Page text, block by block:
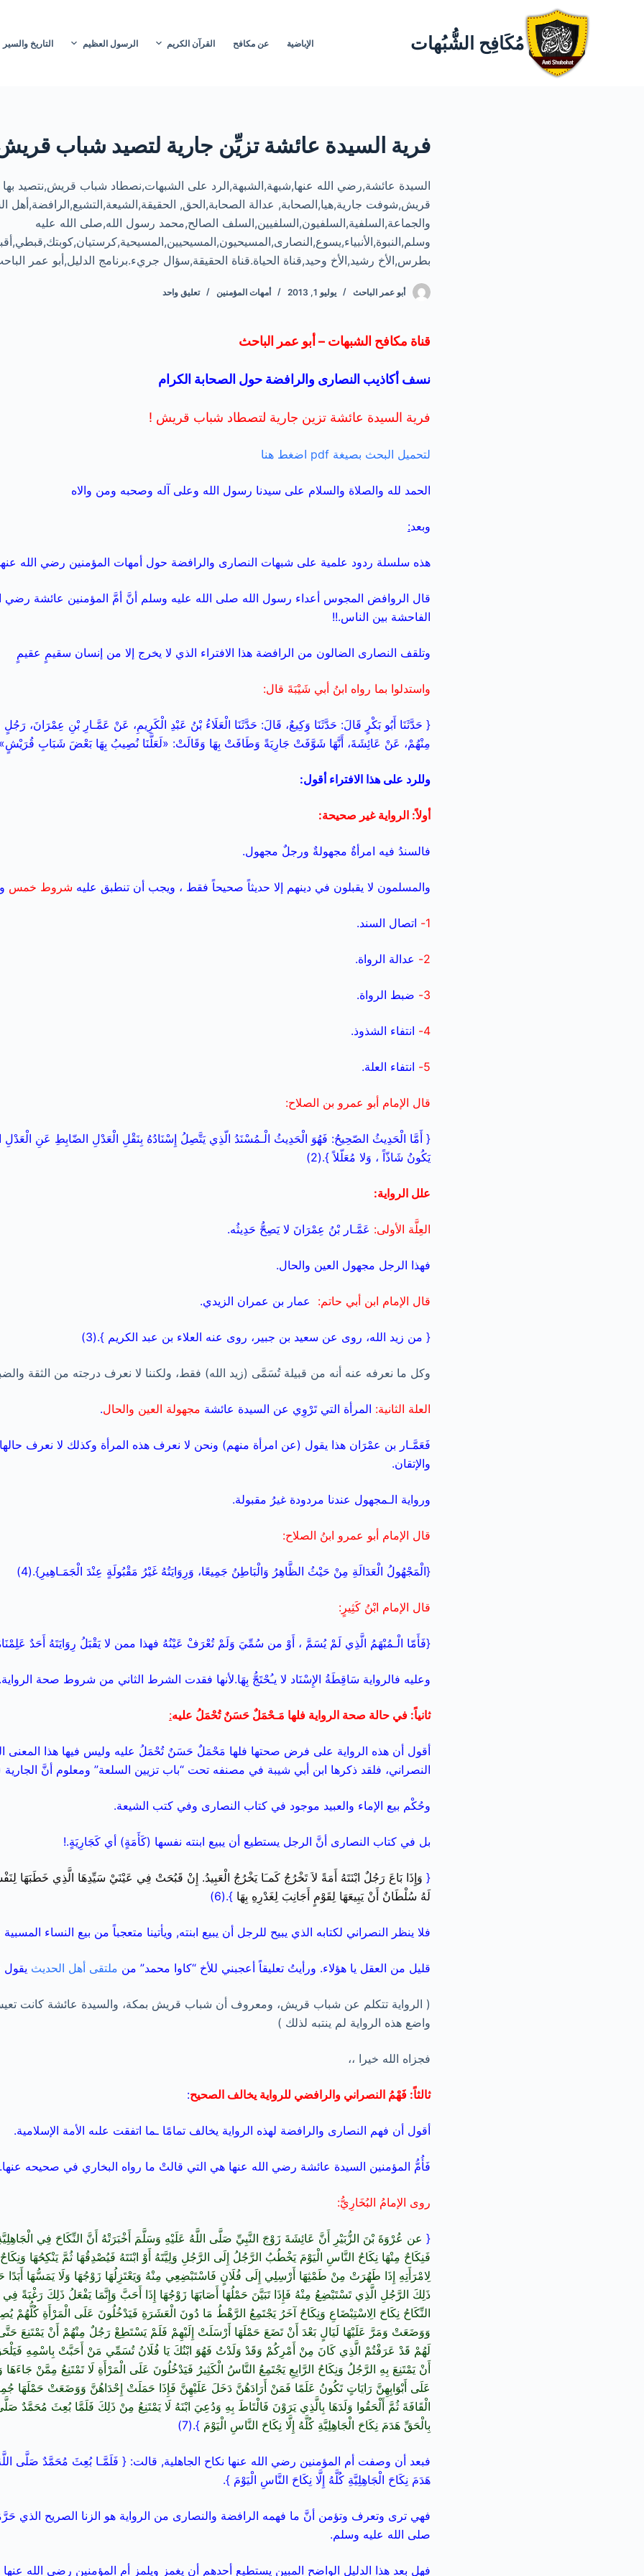
مُكَافِح الشُّبُهات الإباضية عن مكافح القرآن الكريم الرسول العظيم التاريخ والسير
فرية السيدة عائشة تزيِّن جارية لتصيد شباب
السيدة عائشة,رضي الله عنها,شبهة,الشبهة,الرد على الشبهات,نصطاد شباب قريش,نتصيد
قريش,شوفت جارية,هيا,الصحابة, عدالة الصحابة,الحق, الحقيقة,الشيعة,التشيع,الرافضة,أهل
والجماعة,السلفية,السلفيون,السلفيين,السلف الصالح,محمد رسول الله,صلى الله عليه
بطرس,الأخ رشيد,الأخ وحيد,قناة الحياة.قناة الحقيقة,سؤال جريء.برنامج الدليل,أبو عمر
أبو عمر الباحث يوليو 1, 2013 أمهات المؤمنين تعليق واحد
قناة مكافح الشبهات – أبو عمر الباحث
نسف أكاذيب النصارى والرافضة حول الصحابة الكرام
فرية السيدة عائشة تزين جارية لتصطاد شباب قريش !
لتحميل البحث بصيغة pdf اضغط هنا
الحمد لله والصلاة والسلام على سيدنا رسول الله وعلى آله وصحبه ومن والاه
وبعد:
هذه سلسلة ردود علمية على شبهات النصارى والرافضة حول أمهات المؤمنين رضي الله
قال الروافض المجوس أعداء رسول الله صلى الله عليه وسلم أنَّ أمَّ المؤمنين عائشة رضي
الفاحشة بين الناس.!!
وتلقف النصارى الضالون من الرافضة هذا الافتراء الذي لا يخرج إلا من إنسان سقيمٍ عقيمٍ
واستدلوا بما رواه ابنُ أبي شَيْبَةَ قال:
{ حَدَّثَنَا أَبُو بَكْرٍ قَالَ: حَدَّثَنَا وَكِيعٌ، قَالَ: حَدَّثَنَا الْعَلَاءُ بْنُ عَبْدِ الْكَرِيمِ، عَنْ عَمَّـارِ بْنِ عِمْرَانَ،
مِنْهُمْ، عَنْ عَائِشَةَ، أَنَّهَا شَوَّفَتْ جَارِيَةً وَطَافَتْ بِهَا وَقَالَتْ: «لَعَلَّنَا نُصِيبُ بِهَا بَعْضَ شَبَابِ
وللرد على هذا الافتراء أقول:
أولاً: الرواية غير صحيحة:
فالسندُ فيه امرأةٌ مجهولةٌ ورجلٌ مجهول.
والمسلمون لا يقبلون في دينهم إلا حديثاً صحيحاً فقط ، ويجب أن تنطبق عليه شروط خمس
1- اتصال السند.
2- عدالة الرواة.
3- ضبط الرواة.
4- انتفاء الشذوذ.
5- انتفاء العلة.
قال الإمام أبو عمرو بن الصلاح:
{ أَمَّا الْحَدِيثُ الصّحِيحُ: فَهُوَ الْحَدِيثُ الْـمُسْنَدُ الّذِي يَتَّصِلُ إِسْنَادُهُ بِنَقْلِ الْعَدْلِ الضّابِطِ عَنِ الْعَدْلِ
يَكُونُ شَاذّاً ، وَلا مُعَلّلاً }.(2)
علل الرواية:
العِلَّة الأولى: عَمَّـار بْنُ عِمْرَانَ لا يَصِحُّ حَدِيثُه.
فهذا الرجل مجهول العين والحال.
قال الإمام ابن أبي حاتم: عمار بن عمران الزيدي.
{ من زيد الله، روى عن سعيد بن جبير، روى عنه العلاء بن عبد الكريم }.(3)
وكل ما نعرفه عنه أنه من قبيلة تُسَمَّى (زيد الله) فقط، ولكننا لا نعرف درجته من الثقة
العلة الثانية: المرأة التي تَرْوِي عن السيدة عائشة مجهولة العين والحال.
فَعَمَّـار بن عمْرَان هذا يقول (عن امرأة منهم) ونحن لا نعرف هذه المرأة وكذلك لا نعرف
والإتقان.
ورواية الـمجهول عندنا مردودة غيرُ مقبولة.
قال الإمام أبو عمرو ابنُ الصلاح:
{الْمَجْهُولُ الْعَدَالَةِ مِنْ حَيْثُ الظَّاهِرُ وَالْبَاطِنُ جَمِيعًا، وَرِوَايَتُهُ غَيْرُ مَقْبُولَةٍ عِنْدَ الْجَمَـاهِيرِ}.(4)
قال الإمام ابْنُ كَثِيرٍ:
{فَأَمّا الْـمُبْهَمُ الَّذِي لَمْ يُسَمَّ ، أَوْ من سُمِّيَ وَلَمْ تُعْرَفْ عَيْنُهُ فهذا ممن لا يَقْبَلُ رِوَايَتَهُ أَحَدٌ
وعليه فالرواية سَاقِطَةُ الإِسْنَاد لا يـُحْتَجُّ بِهَا.لأنها فقدت الشرط الثاني من شروط صحة الرواية.
ثانياً: في حالة صحة الرواية فلها مَـحْمَلٌ حَسَنٌ تُحْمَلُ عليه:
أقول أن هذه الرواية على فرض صحتها فلها مَحْمَلٌ حَسَنٌ تُحْمَلُ عليه وليس فيها هذا المعنى
النصراني، فلقد ذكرها ابن أبي شيبة في مصنفه تحت “باب تزيين السلعة” ومعلوم أنَّ الجارية
وحُكْم بيع الإماء والعبيد موجود في كتاب النصارى وفي كتب الشيعة.
بل في كتاب النصارى أنَّ الرجل يستطيع أن يبيع ابنته نفسها (كَأَمَةٍ) أي كَجَارِيَةٍ.!
{ وَإِذَا بَاعَ رَجُلٌ ابْنَتَهُ أَمَةً لاَ تَخْرُجُ كَمـَا يَخْرُجُ الْعَبِيدُ. إِنْ قَبُحَتْ فِي عَيْنَيْ سَيِّدِهَا الَّذِي خَطَبَهَا
لَهُ سُلْطَانٌ أَنْ يَبِيعَهَا لِقَوْمٍ أَجَانِبَ لِغَدْرِهِ بِهَا }.(6)
فلا ينظر النصراني لكتابه الذي يبيح للرجل أن يبيع ابنته, ويأتينا متعجباً من بيع النساء
قليل من العقل يا هؤلاء. ورأيتُ تعليقاً أعجبني للأخ “كاوا محمد” من ملتقى أهل الحديث يقول
( الرواية تتكلم عن شباب قريش، ومعروف أن شباب قريش بمكة، والسيدة عائشة كانت تعيش
واضع هذه الرواية لم ينتبه لذلك )
فجزاه الله خيرا ،،
ثالثاً: فَهْمُ النصراني والرافضي للرواية يخالف الصحيح:
أقول أن فهم النصارى والرافضة لهذه الرواية يخالف تمامًا ـما اتفقت علىه الأمة الإسلامية.
فَأُمُّ المؤمنين السيدة عائشة رضي الله عنها هي التي قالتْ ما رواه البخاري في صحيحه عنها.
روى الإمامُ البُخَارِيُّ:
{ عن عُرْوَةَ بْنَ الزُّبَيْرِ أَنَّ عَائِشَةَ زَوْجَ النَّبِيِّ صَلَّى اللَّهُ عَلَيْهِ وَسَلَّمَ أَخْبَرَتْهُ أَنَّ النِّكَاحَ فِي
فَنِكَاحٌ مِنْهَا نِكَاحُ النَّاسِ الْيَوْمَ يَخْطُبُ الرَّجُلُ إِلَى الرَّجُلِ وَلِيَّتَهُ أَوْ ابْنَتَهُ فَيُصْدِقُهَا ثُمَّ يَنْكِحُهَا
لِامْرَأَتِهِ إِذَا طَهُرَتْ مِنْ طَمْثِهَا أَرْسِلِي إِلَى فُلَانٍ فَاسْتَبْضِعِي مِنْهُ وَيَعْتَزِلُهَا زَوْجُهَا وَلَا يَمَسُّهَا أَبَدًا
ذَلِكَ الرَّجُلِ الَّذِي تَسْتَبْضِعُ مِنْهُ فَإِذَا تَبَيَّنَ حَمْلُهَا أَصَابَهَا زَوْجُهَا إِذَا أَحَبَّ وَإِنَّمَا يَفْعَلُ ذَلِكَ رَغْبَةً فِي
النِّكَاحُ نِكَاحَ الِاسْتِبْضَاعِ وَنِكَاحٌ آخَرُ يَجْتَمِعُ الرَّهْطُ مَا دُونَ الْعَشَرَةِ فَيَدْخُلُونَ عَلَى الْمَرْأَةِ كُلُّهُمْ
وَوَضَعَتْ وَمَرَّ عَلَيْهَا لَيَالٍ بَعْدَ أَنْ تَضَعَ حَمْلَهَا أَرْسَلَتْ إِلَيْهِمْ فَلَمْ يَسْتَطِعْ رَجُلٌ مِنْهُمْ أَنْ يَمْتَنِعَ حَتَّى
لَهُمْ قَدْ عَرَفْتُمْ الَّذِي كَانَ مِنْ أَمْرِكُمْ وَقَدْ وَلَدْتُ فَهُوَ ابْنُكَ يَا فُلَانُ تُسَمِّي مَنْ أَحَبَّتْ بِاسْمِهِ
أَنْ يَمْتَنِعَ بِهِ الرَّجُلُ وَنِكَاحُ الرَّابِعِ يَجْتَمِعُ النَّاسُ الْكَثِيرُ فَيَدْخُلُونَ عَلَى الْمَرْأَةِ لَا تَمْتَنِعُ مِمَّنْ جَاءَهَا
عَلَى أَبْوَابِهِنَّ رَايَاتٍ تَكُونُ عَلَمًا فَمَنْ أَرَادَهُنَّ دَخَلَ عَلَيْهِنَّ فَإِذَا حَمَلَتْ إِحْدَاهُنَّ وَوَضَعَتْ حَمْلَهَا
الْقَافَةَ ثُمَّ أَلْحَقُوا وَلَدَهَا بِالَّذِي يَرَوْنَ فَالْتَاطَ بِهِ وَدُعِيَ ابْنَهُ لَا يَمْتَنِعُ مِنْ ذَلِكَ فَلَمَّا بُعِثَ مُحَمَّدٌ
بِالْحَقِّ هَدَمَ نِكَاحَ الْجَاهِلِيَّةِ كُلَّهُ إِلَّا نِكَاحَ النَّاسِ الْيَوْمَ }.(7)
فبعد أن وصفت أم المؤمنين رضي الله عنها نكاح الجاهلية, قالت: { فَلَمَّـا بُعِثَ مُحَمَّدٌ صَلَّى
هَدَمَ نِكَاحَ الْجَاهِلِيَّةِ كُلَّهُ إِلَّا نِكَاحَ النَّاسِ الْيَوْمَ }.
فهي ترى وتعرف وتؤمن أنَّ ما فهمه الرافضة والنصارى من الرواية هو الزنا الصريح الذي
صلى الله عليه وسلم.
فهل بعد هذا الدليل الواضح المبين يستطيع أحدهم أن يغمز ويلمز أم المؤمنين رضي الله عنها